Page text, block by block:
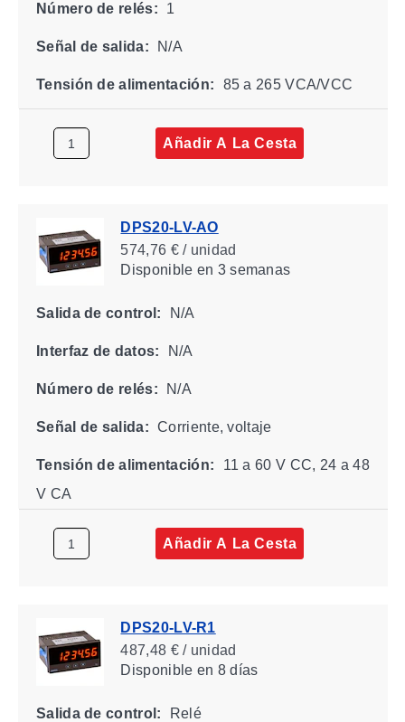
Número de relés: 1
Señal de salida: N/A
Tensión de alimentación: 85 a 265 VCA/VCC
Añadir A La Cesta
DPS20-LV-AO
574,76 € / unidad
Disponibleen 3 semanas
Salida de control: N/A
Interfaz de datos: N/A
Número de relés: N/A
Señal de salida: Corriente, voltaje
Tensión de alimentación:
11 a 60 V CC, 24 a 48
V CA
Añadir A La Cesta
DPS20-LV-R1
487,48 € / unidad
Disponibleen 8 días
Salida de control: Relé